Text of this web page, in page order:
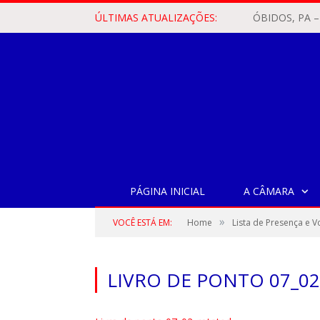
ÚLTIMAS ATUALIZAÇÕES:
PÁGINA INICIAL A CÂMARA
VOCÊ ESTÁ EM: Home » Lista de Presença e
LIVRO DE PONTO